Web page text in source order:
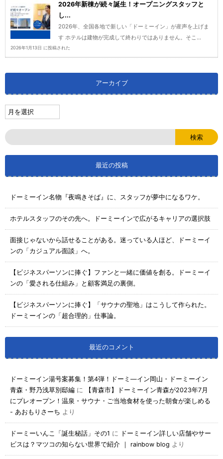
2026年新棟が続々誕生！オープニングスタッフと
し...
2026年、全国各地で新しい「ドーミーイン」が産声を上げま
す ホテルは建物が完成して終わりではありません。そこ...
2026年1月13日 に投稿された
アーカイブ
最近の投稿
ドーミーイン名物『夜鳴きそば』に、スタッフが夢中になるワケ。
ホテルスタッフのその先へ。ドーミーインで広がるキャリアの選択肢
面接じゃないから話せることがある。迷っている人ほど、ドーミーイ
ンの「カジュアル面談」へ。
【ビジネスパーソンに捧ぐ】ファンと一緒に価値を創る。ドーミーイ
ンの「愛される仕組み」と顧客満足の裏側。
【ビジネスパーソンに捧ぐ】「サウナの聖地」はこうして作られた。
ドーミーインの「超合理的」仕事論。
最近のコメント
ドーミーイン湯号案募集！第4弾！ドーミ―イン岡山・ドーミーイン
青森・野乃浅草別邸編 に
【青森市】ドーミーイン青森が2023年7月
にプレオープン！温泉・サウナ・ご当地食材を使った朝食が楽しめる
- あおもりさーち より
ドーミーいんこ「誕生秘話」その1 に ドーミーイン詳しい店舗やサー
ビスは？マツコの知らない世界で紹介 ｜ rainbow blog より